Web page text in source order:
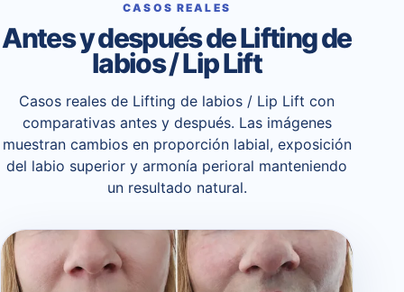
CASOS REALES
Antes y después de Lifting de
labios / Lip Lift
Casos reales de Lifting de labios / Lip Lift con
comparativas antes y después. Las imágenes
muestran cambios en proporción labial, exposición
del labio superior y armonía perioral manteniendo
un resultado natural.